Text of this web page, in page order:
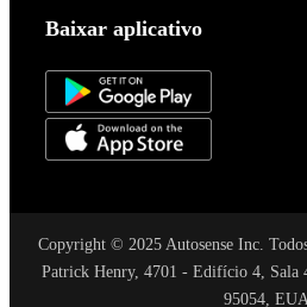
Baixar aplicativo
Copyright © 2025 Autosense Inc.
Patrick Henry, 4701 - Edifício 4, Sala
95054,